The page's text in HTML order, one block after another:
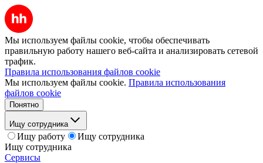
Мы используем файлы cookie, чтобы обеспечивать
правильную работу нашего веб-сайта и анализировать сетевой
трафик.
Правила использования файлов cookie
Мы используем файлы cookie. Правила использования
файлов cookie
Понятно
Ищу сотрудника
Ищу работу
Ищу сотрудника
Ищу сотрудника
Сервисы